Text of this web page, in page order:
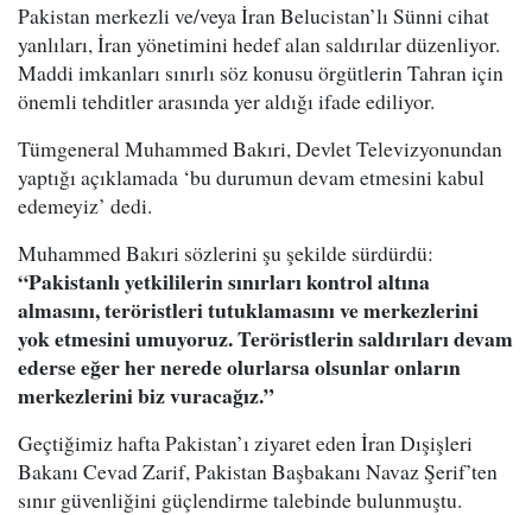
Pakistan merkezli ve/veya İran Belucistan’lı Sünni cihat
yanlıları, İran yönetimini hedef alan saldırılar düzenliyor.
Maddi imkanları sınırlı söz konusu örgütlerin Tahran için
önemli tehditler arasında yer aldığı ifade ediliyor.
Tümgeneral Muhammed Bakıri, Devlet Televizyonundan
yaptığı açıklamada ‘bu durumun devam etmesini kabul
edemeyiz’ dedi.
Muhammed Bakıri sözlerini şu şekilde sürdürdü:
“Pakistanlı yetkililerin sınırları kontrol altına
almasını, teröristleri tutuklamasını ve merkezlerini
yok etmesini umuyoruz. Teröristlerin saldırıları devam
ederse eğer her nerede olurlarsa olsunlar onların
merkezlerini biz vuracağız.”
Geçtiğimiz hafta Pakistan’ı ziyaret eden İran Dışişleri
Bakanı Cevad Zarif, Pakistan Başbakanı Navaz Şerif’ten
sınır güvenliğini güçlendirme talebinde bulunmuştu.